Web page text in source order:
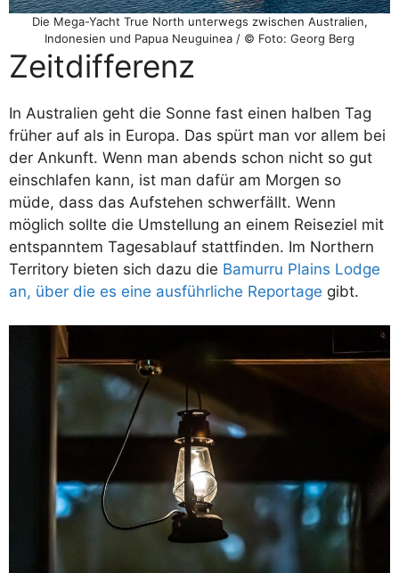
Die Mega-Yacht True North unterwegs zwischen Australien,
Indonesien und Papua Neuguinea / © Foto: Georg Berg
Zeitdifferenz
In Australien geht die Sonne fast einen halben Tag
früher auf als in Europa. Das spürt man vor allem bei
der Ankunft. Wenn man abends schon nicht so gut
einschlafen kann, ist man dafür am Morgen so
müde, dass das Aufstehen schwerfällt. Wenn
möglich sollte die Umstellung an einem Reiseziel mit
entspanntem Tagesablauf stattfinden. Im Northern
Territory bieten sich dazu die Bamurru Plains Lodge
an, über die es eine ausführliche Reportage gibt.